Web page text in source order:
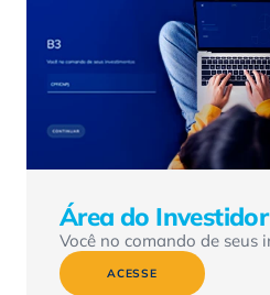
Área do
Você no comando de seus
ACESSE